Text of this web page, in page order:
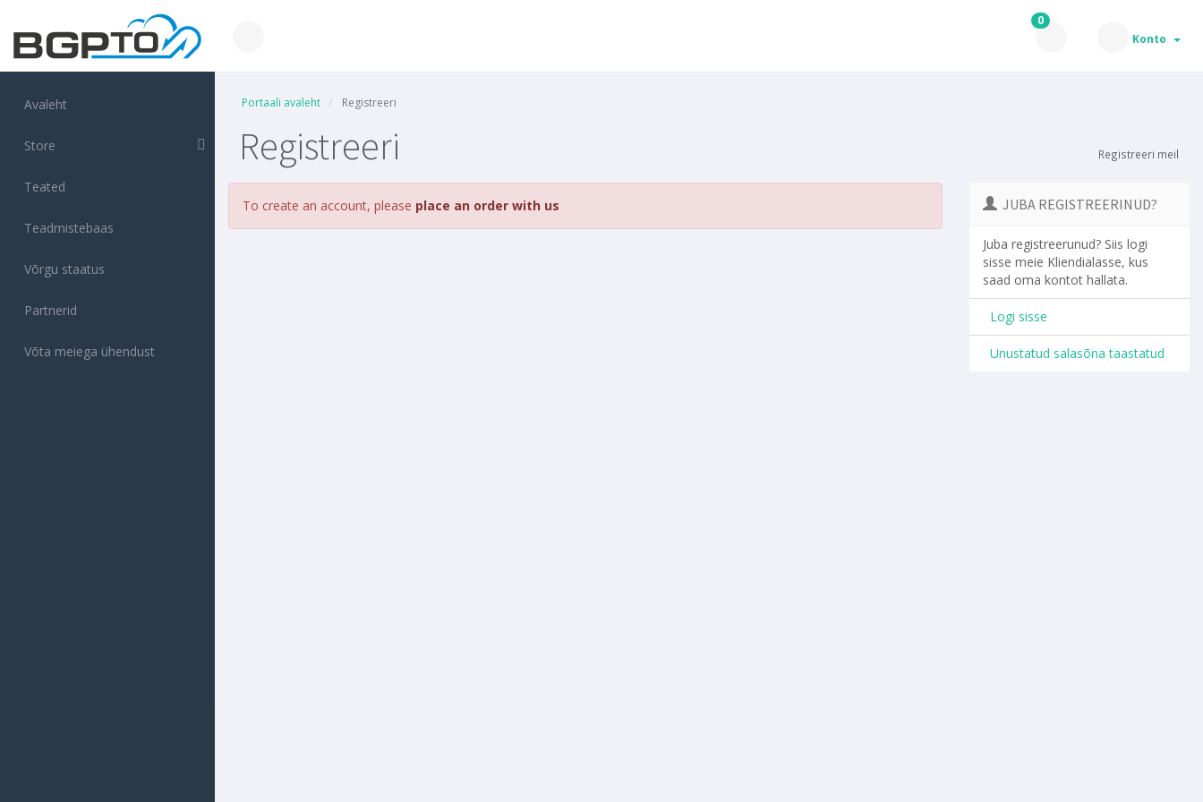
0
Konto
Avaleht
Store
Teated
Teadmistebaas
Võrgu staatus
Partnerid
Võta meiega ühendust
Portaali avaleht Registreeri
Registreeri Registreeri meil
JUBA REGISTREERINUD?
Juba registreerunud? Siis logi
sisse meie Kliendialasse, kus
saad oma kontot hallata.
Logi sisse
Unustatud salasõna taastatud
To create an account, please place an order with us